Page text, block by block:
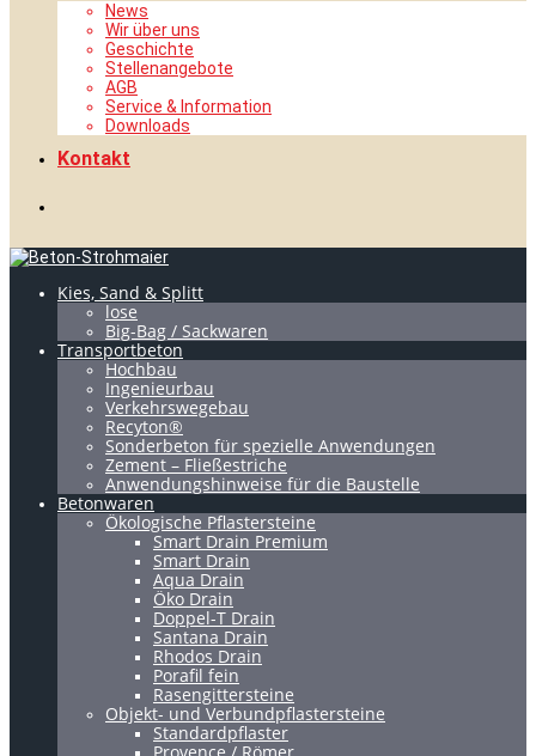
News
Wir über uns
Geschichte
Stellenangebote
AGB
Service & Information
Downloads
Kontakt
Kies, Sand & Splitt
lose
Big-Bag / Sackwaren
Transportbeton
Hochbau
Ingenieurbau
Verkehrswegebau
Recyton®
Sonderbeton für spezielle Anwendungen
Zement – Fließestriche
Anwendungshinweise für die Baustelle
Betonwaren
Ökologische Pflastersteine
Smart Drain Premium
Smart Drain
Aqua Drain
Öko Drain
Doppel-T Drain
Santana Drain
Rhodos Drain
Porafil fein
Rasengittersteine
Objekt- und Verbundpflastersteine
Standardpflaster